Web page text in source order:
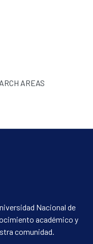
AREAS
Nacional de
académico y
comunidad.